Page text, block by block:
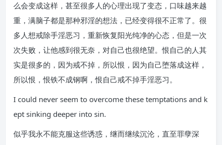
么会变成这样，甚至很多人的心理出现了变态，口味越来越
重，满脑子都是那种邪淫的想法，已经变得很不正常了。很
多人想戒除手淫恶习，重新恢复阳光纯净的心态，但是一次
次失败，让他感到很无奈，对自己也很绝望。恨自己的人其
实是很多的，因为戒不掉，所以恨，因为自己堕落成这样，
所以恨，恨铁不成钢啊，恨自己戒不掉手淫恶习。
I could never seem to overcome these temptations and k
ept sinking deeper into sin.
似乎我永不能克服这些诱惑，继而继续沉沦，直至罪孽深